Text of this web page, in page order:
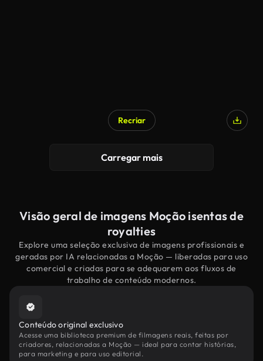
Recriar
Carregar mais
Visão geral de imagens Moção isentas de
royalties
Explore uma seleção exclusiva de imagens profissionais e
geradas por IA relacionadas a Moção — liberadas para uso
comercial e criadas para se adequarem aos fluxos de
trabalho de conteúdo modernos.
Conteúdo original exclusivo
Acesse uma biblioteca premium de filmagens reais, feitas por
criadores, relacionadas a Moção — ideal para contar histórias,
para marketing e para uso editorial.